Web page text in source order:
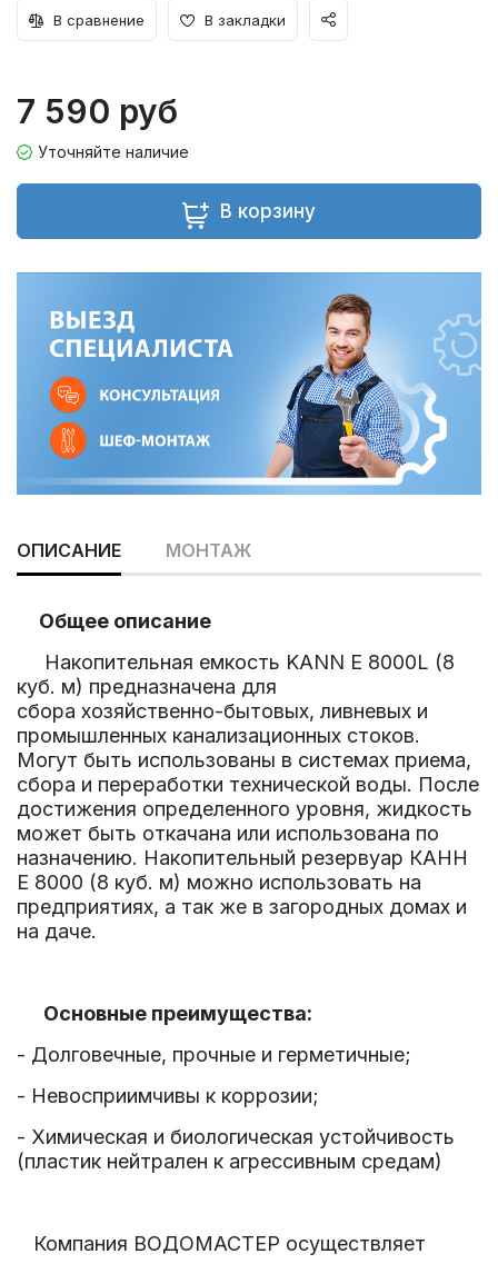
В сравнение В закладки
7 590 руб
Уточняйте наличие
В корзину
ОПИСАНИЕ МОНТАЖ
Общее описание
Накопительная емкость KANN E 8000L (8
куб. м) предназначена для
сбора хозяйственно-бытовых, ливневых и
промышленных канализационных стоков.
Могут быть использованы в системах приема,
сбора и переработки технической воды. После
достижения определенного уровня, жидкость
может быть откачана или использована по
назначению. Накопительный резервуар КАНН
Е 8000 (8 куб. м) можно использовать на
предприятиях, а так же в загородных домах и
на даче.
Основные преимущества:
- Долговечные, прочные и герметичные;
- Невосприимчивы к коррозии;
- Химическая и биологическая устойчивость
(пластик нейтрален к агрессивным средам)
Компания ВОДОМАСТЕР осуществляет